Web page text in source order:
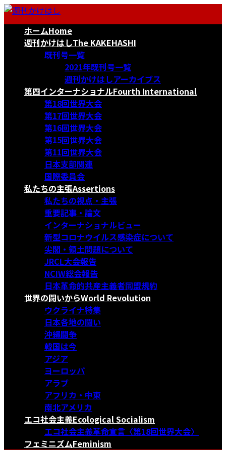
コ
ナ
ホームHome
週刊かけはしThe KAKEHASHI
既刊号一覧
2021年既刊号一覧
週刊かけはしアーカイブス
第四インターナショナルFourth International
第18回世界大会
第17回世界大会
第16回世界大会
第15回世界大会
第11回世界大会
日本支部関連
国際委員会
私たちの主張Assertions
私たちの視点・主張
重要記事・論文
インターナショナルビュー
新型コロナウイルス感染症について
尖閣・領土問題について
JRCL大会報告
NCIW総会報告
日本革命的共産主義者同盟規約
世界の闘いからWorld Revolution
ウクライナ特集
日本各地の闘い
沖縄闘争
韓国は今
アジア
ヨーロッパ
アラブ
アフリカ・中東
南北アメリカ
エコ社会主義Ecological Socialism
エコ社会主義革命宣言〈第18回世界大会〉
フェミニズムFeminism